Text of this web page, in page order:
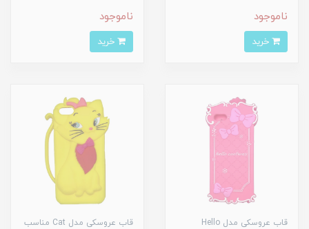
ناموجود ناموجود
قاب عروسکی مدل Hello
قاب عروسکی مدل Cat مناسب